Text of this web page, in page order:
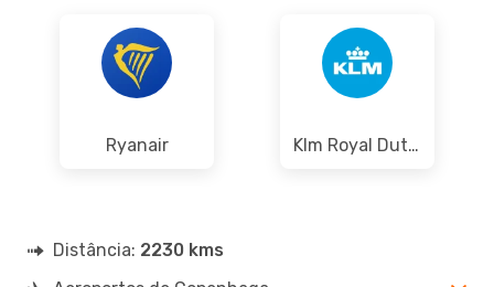
Ryanair Klm Royal Dutch Airlines
Distância: 2230 kms